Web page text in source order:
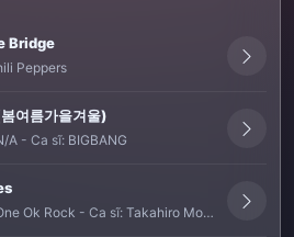
Bridge
Peppers
여름가을겨울)
A - Ca sĩ: BIGBANG
Ok Rock - Ca sĩ: Takahiro Moriuchi